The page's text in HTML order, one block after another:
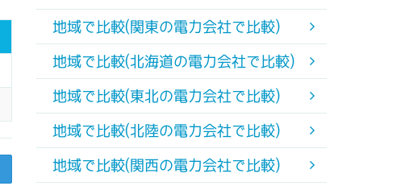
地域で比較(関東の電力会社で比較)
地域で比較(北海道の電力会社で比較)
地域で比較(東北の電力会社で比較)
地域で比較(北陸の電力会社で比較)
地域で比較(関西の電力会社で比較)